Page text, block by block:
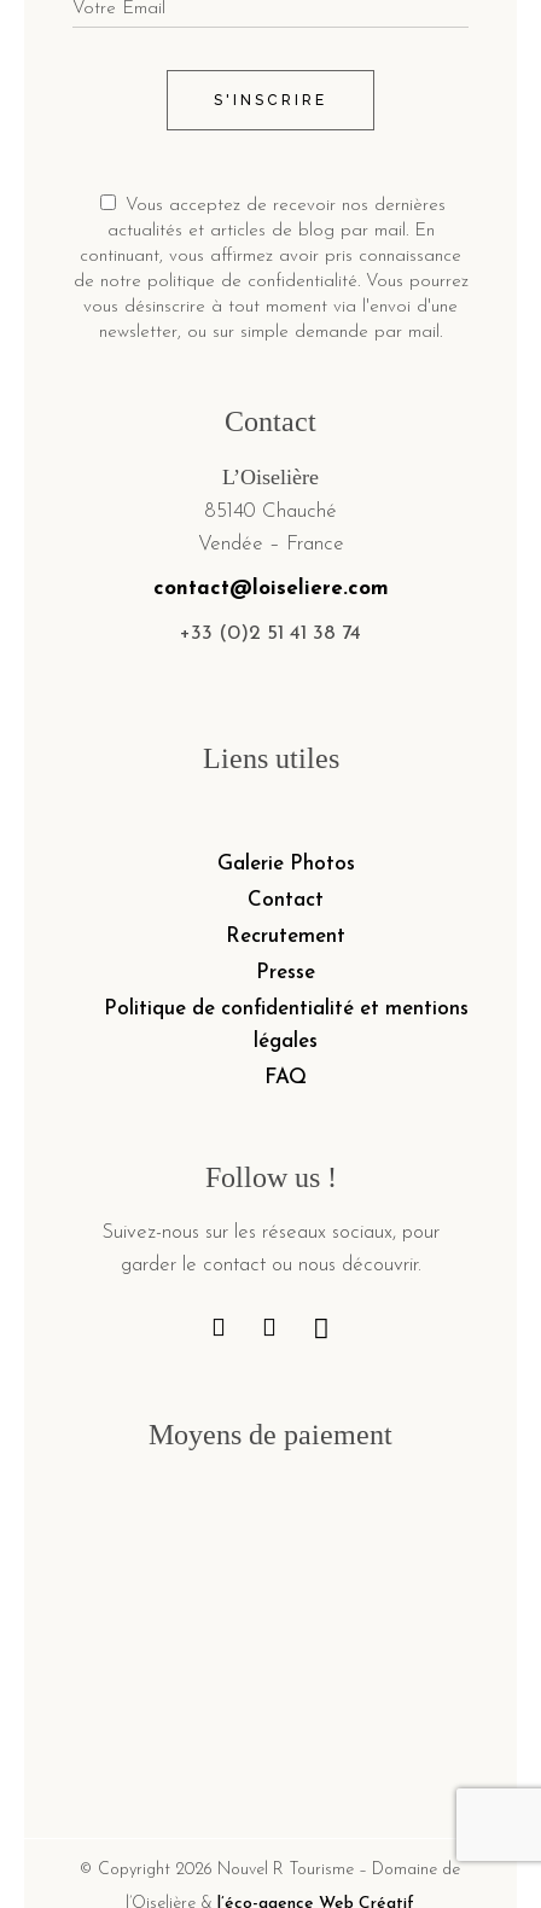
S'INSCRIRE
Vous acceptez de recevoir nos dernières
actualités et articles de blog par mail. En
continuant, vous affirmez avoir pris connaissance
de notre politique de confidentialité. Vous pourrez
vous désinscrire à tout moment via l'envoi d'une
newsletter, ou sur simple demande par mail.
Contact
L’Oiselière
85140 Chauché
Vendée – France
contact@loiseliere.com
+33 (0)2 51 41 38 74
Liens utiles
Galerie Photos
Contact
Recrutement
Presse
Politique de confidentialité et mentions
légales
FAQ
Follow us !
Suivez-nous sur les réseaux sociaux, pour
garder le contact ou nous découvrir.
Moyens de paiement
© Copyright 2026 Nouvel R Tourisme – Domaine de
l’Oiselière & l’éco-agence Web Créatif